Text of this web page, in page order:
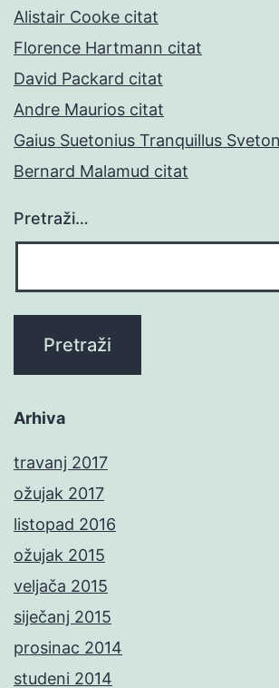
Alistair Cooke citat
Florence Hartmann citat
David Packard citat
Andre Maurios citat
Gaius Suetonius Tranquillus
Bernard Malamud citat
Pretraži…
Arhiva
travanj 2017
ožujak 2017
listopad 2016
ožujak 2015
veljača 2015
siječanj 2015
prosinac 2014
studeni 2014